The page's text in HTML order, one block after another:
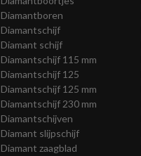
Diamantboren
Diamantschijf
Diamant schijf
Diamantschijf 115 mm
Diamantschijf 125
Diamantschijf 125 mm
Diamantschijf 230 mm
Diamantschijven
Diamant slijpschijf
Diamant zaagblad